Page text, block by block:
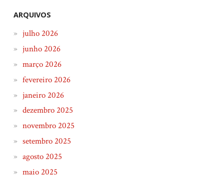
ARQUIVOS
julho 2026
junho 2026
março 2026
fevereiro 2026
janeiro 2026
dezembro 2025
novembro 2025
setembro 2025
agosto 2025
maio 2025